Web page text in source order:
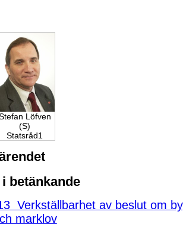
Löfven
(S)
Statsråd1
betänkande
Verkställbarhet av beslut om
marklov